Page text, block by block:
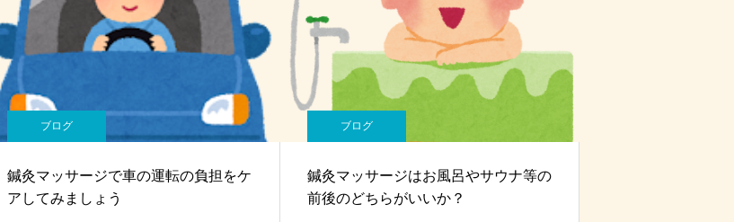
ブログ
鍼灸マッサージで車の運転の負担をケ
アしてみましょう
ブログ
鍼灸マッサージはお風呂やサウナ等の
前後のどちらがいいか？